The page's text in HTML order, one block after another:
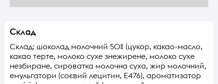
Склад
Склад: шоколад молочний 50% (цукор, какао-масло,
какао терте, молоко сухе знежирене, молоко сухе
незбиране, сироватка молочна суха, жир молочний,
емульгатори (соєвий лецитин, Е476), ароматизатор